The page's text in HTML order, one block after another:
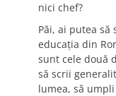
nici chef?
Păi, ai putea să
educaţia din
sunt cele două
să scrii
lumea, să